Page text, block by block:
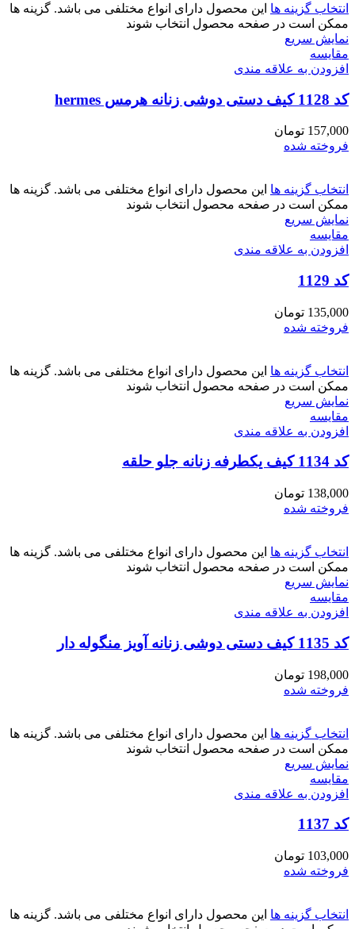
انتخاب گزینه ها این محصول دارای انواع مختلفی می باشد. گزینه ها
ممکن است در صفحه محصول انتخاب شوند
نمایش سریع
مقايسه
افزودن به علاقه مندی
کد 1128 کیف دستی دوشی زنانه هرمس hermes
157,000 تومان
فروخته شده
انتخاب گزینه ها این محصول دارای انواع مختلفی می باشد. گزینه ها
ممکن است در صفحه محصول انتخاب شوند
نمایش سریع
مقايسه
افزودن به علاقه مندی
کد 1129
135,000 تومان
فروخته شده
انتخاب گزینه ها این محصول دارای انواع مختلفی می باشد. گزینه ها
ممکن است در صفحه محصول انتخاب شوند
نمایش سریع
مقايسه
افزودن به علاقه مندی
کد 1134 کیف یکطرفه زنانه جلو حلقه
138,000 تومان
فروخته شده
انتخاب گزینه ها این محصول دارای انواع مختلفی می باشد. گزینه ها
ممکن است در صفحه محصول انتخاب شوند
نمایش سریع
مقايسه
افزودن به علاقه مندی
کد 1135 کیف دستی دوشی زنانه آویز منگوله دار
198,000 تومان
فروخته شده
انتخاب گزینه ها این محصول دارای انواع مختلفی می باشد. گزینه ها
ممکن است در صفحه محصول انتخاب شوند
نمایش سریع
مقايسه
افزودن به علاقه مندی
کد 1137
103,000 تومان
فروخته شده
انتخاب گزینه ها این محصول دارای انواع مختلفی می باشد. گزینه ها